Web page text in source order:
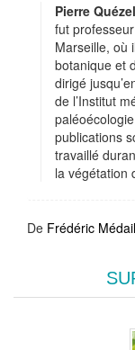
Pierre Quézel
fut professeur
Marseille, où
botanique et
dirigé
de l’Institut
publications
travaillé
la végétation
De Frédéric Médail